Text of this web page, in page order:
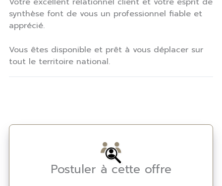
synthèse font de vous un professionnel fiable et
apprécié.
Vous êtes disponible et prêt à vous déplacer sur
tout le territoire national.
Postuler à cette offre